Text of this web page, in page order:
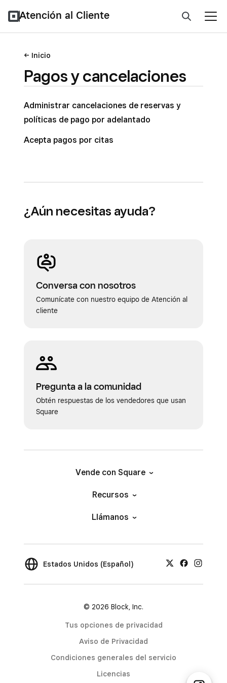
Atención al Cliente
Inicio
Pagos y cancelaciones
Administrar cancelaciones de reservas y
políticas de pago por adelantado
Acepta pagos por citas
¿Aún necesitas ayuda?
Conversa con nosotros
Comunícate con nuestro equipo de Atención al
cliente
Pregunta a la comunidad
Obtén respuestas de los vendedores que usan
Square
Vende con Square
Recursos
Llámanos
Estados Unidos (Español)
© 2026 Block, Inc.
Tus opciones de privacidad
Aviso de Privacidad
Condiciones generales del servicio
Licencias